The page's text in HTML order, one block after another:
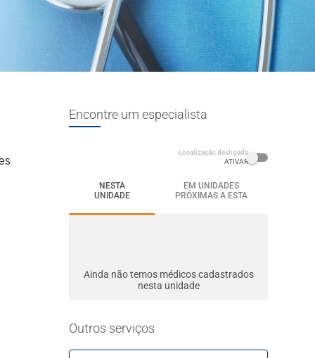
Encontre um especialista
Localização desligada
ATIVAR
NESTA
UNIDADE
EM UNIDADES
PRÓXIMAS A ESTA
Ainda não temos médicos cadastrados
nesta unidade
Outros serviços